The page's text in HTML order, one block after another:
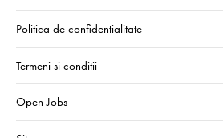
Politica de confidentialitate
Termeni si conditii
Open Jobs